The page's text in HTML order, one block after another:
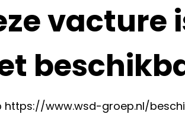
vacture
https://www.wsd-groep.nl/